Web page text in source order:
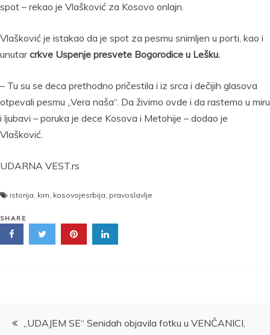
spot – rekao je Vlašković za Kosovo onlajn.
Vlašković je istakao da je spot za pesmu snimljen u porti, kao i
unutarcrkve Uspenje presvete Bogorodice u Lešku.
– Tu su se deca prethodno pričestila i iz srca i dečijih glasova
otpevali pesmu „Vera naša“. Da živimo ovde i da rastemo u miru
i ljubavi – poruka je dece Kosova i Metohije – dodao je
Vlašković.
UDARNA VEST.rs
istorija, kim, kosovojesrbija, pravoslavlje
SHARE
Kretanje
„UDAJEM SE“ Senidah objavila fotku u VENČANICI,